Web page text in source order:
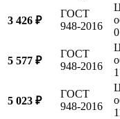
3 426 ₽
ГОСТ
948-2016
5 577 ₽
ГОСТ
948-2016
5 023 ₽
ГОСТ
948-2016